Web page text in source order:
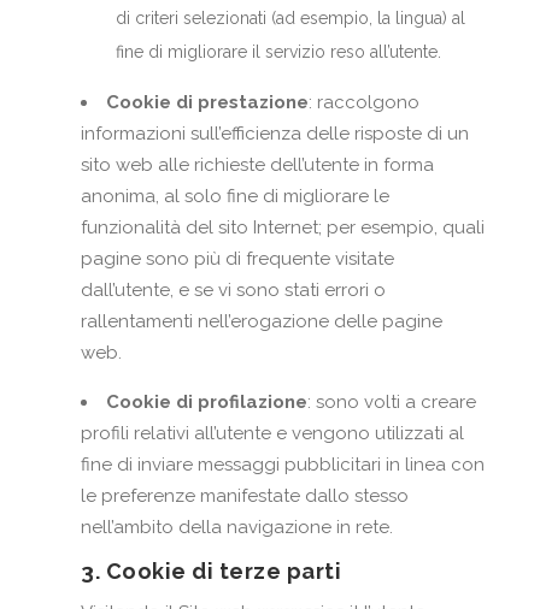
di criteri selezionati (ad esempio, la lingua) al
fine di migliorare il servizio reso all’utente.
Cookie di prestazione: raccolgono
informazioni sull’efficienza delle risposte di un
sito web alle richieste dell’utente in forma
anonima, al solo fine di migliorare le
funzionalità del sito Internet; per esempio, quali
pagine sono più di frequente visitate
dall’utente, e se vi sono stati errori o
rallentamenti nell’erogazione delle pagine
web.
Cookie di profilazione: sono volti a creare
profili relativi all’utente e vengono utilizzati al
fine di inviare messaggi pubblicitari in linea con
le preferenze manifestate dallo stesso
nell’ambito della navigazione in rete.
3. Cookie di terze parti